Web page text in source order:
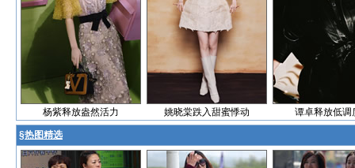
杨紫释放盎然活力 姚晓棠跌入甜蜜悸动 谭卓释放低调
§热图精选